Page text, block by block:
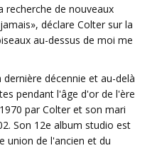
recherche de nouveaux
déclare Colter sur la
au-dessus de moi me
décennie et au-delà
pendant l'âge d'or de l'ère
par Colter et son mari
Son 12e album studio est
union de l'ancien et du